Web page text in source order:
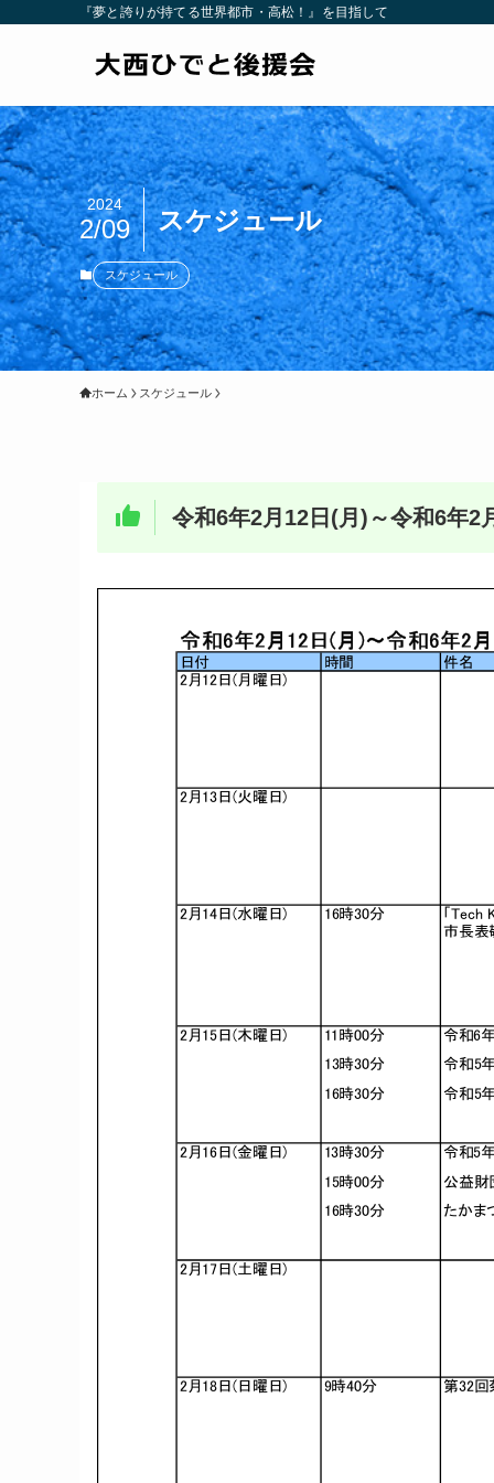
『夢と誇りが持てる世界都市・高松！』を目指して
スケジュール
2024
2/09
スケジュール
ホーム スケジュール
令和6年2月12日(月)～令和6年2